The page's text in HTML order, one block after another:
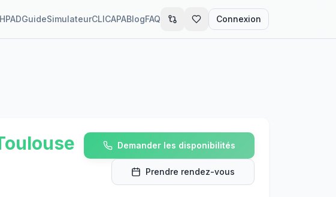
GuideSimulateurCLICAPABlogFAQ Connexion
Demander les disponibilités
Prendre rendez-vous